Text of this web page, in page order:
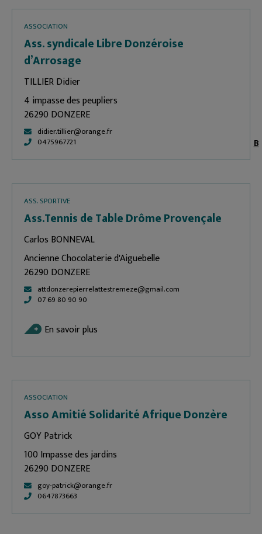
B
ASSOCIATION
Ass. syndicale Libre Donzéroise
d’Arrosage
TILLIER Didier
4 impasse des peupliers
26290 DONZERE
didier.tillier@orange.fr
0475967721
ASS. SPORTIVE
Ass.Tennis de Table Drôme Provençale
Carlos BONNEVAL
Ancienne Chocolaterie d'Aiguebelle
26290 DONZERE
attdonzerepierrelattestremeze@gmail.com
07 69 80 90 90
En savoir plus
ASSOCIATION
Asso Amitié Solidarité Afrique Donzère
GOY Patrick
100 Impasse des jardins
26290 DONZERE
goy-patrick@orange.fr
0647873663